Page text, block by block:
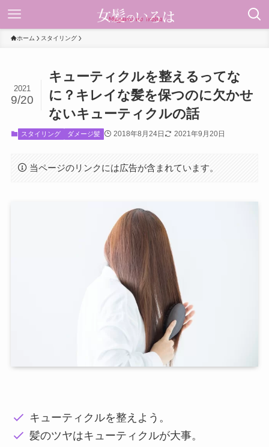
ホーム スタイリング
キューティクルを整えるってな
に？キレイな髪を保つのに欠かせ
ないキューティクルの話
2021
9/20
スタイリング ダメージ髪 2018年8月24日 2021年9月20日
当ページのリンクには広告が含まれています。
キューティクルを整えよう。
髪のツヤはキューティクルが大事。